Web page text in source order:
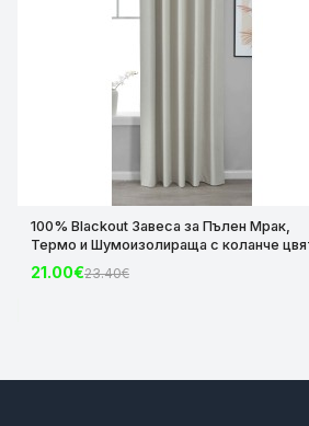
100% Blackout Завеса за Пълен Мрак,
Термо и Шумоизолираща с коланче
Крем, 175х140 и 245х140 за Релса и
код-2023600-004
21.00€23.40€